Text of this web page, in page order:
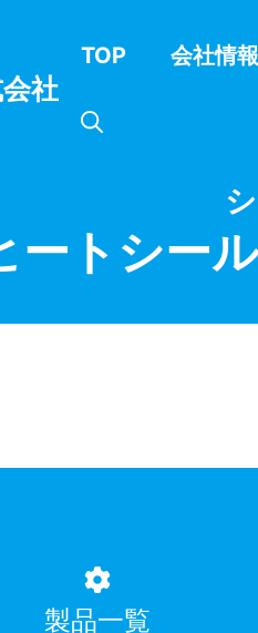
社
TOP 会社情報
ートシー
製品一覧